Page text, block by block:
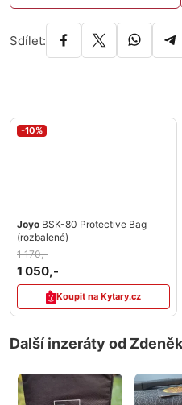
Sdílet:
-10%
Joyo BSK-80 Protective Bag
(rozbalené)
1 170,-
1 050,-
Koupit na Kytary.cz
Další inzeráty od